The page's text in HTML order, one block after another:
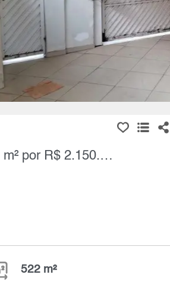
Sobrado, 4 Quartos à Venda, Santa Teresinha, 522 m² por R$ 2.150.000,00
522 m²